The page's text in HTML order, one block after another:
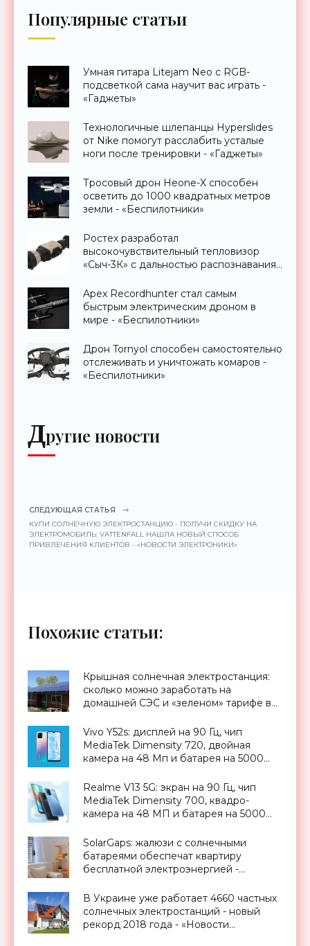
Популярные статьи
Умная гитара Litejam Neo с RGB-
подсветкой сама научит вас играть -
«Гаджеты»
Технологичные шлепанцы Hyperslides
от Nike помогут расслабить усталые
ноги после тренировки - «Гаджеты»
Тросовый дрон Heone-X способен
осветить до 1000 квадратных метров
земли - «Беспилотники»
Ростех разработал
высокочувствительный тепловизор
«Сыч-3К» с дальностью распознавания
Apex Recordhunter стал самым
быстрым электрическим дроном в
мире - «Беспилотники»
Дрон Tornyol способен самостоятельно
отслеживать и уничтожать комаров -
«Беспилотники»
Другие новости
СЛЕДУЮЩАЯ СТАТЬЯ
КУПИ СОЛНЕЧНУЮ ЭЛЕКТРОСТАНЦИЮ - ПОЛУЧИ СКИДКУ НА
ЭЛЕКТРОМОБИЛЬ: VATTENFALL НАШЛА НОВЫЙ СПОСОБ
ПРИВЛЕЧЕНИЯ КЛИЕНТОВ - «НОВОСТИ ЭЛЕКТРОНИКИ»
Похожие статьи:
Крышная солнечная электростанция:
сколько можно заработать на
домашней СЭС и «зеленом» тарифе в
Vivo Y52s: дисплей на 90 Гц, чип
MediaTek Dimensity 720, двойная
камера на 48 Мп и батарея на 5000
Realme V13 5G: экран на 90 Гц, чип
MediaTek Dimensity 700, квадро-
камера на 48 МП и батарея на 5000
SolarGaps: жалюзи с солнечными
батареями обеспечат квартиру
бесплатной электроэнергией -
В Украине уже работает 4660 частных
солнечных электростанций - новый
рекорд 2018 года - «Новости